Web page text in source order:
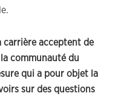
carrière acceptent de
communauté du
qui a pour objet la
sur des questions